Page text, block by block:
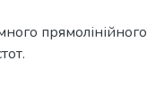
прямолінійного